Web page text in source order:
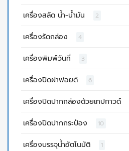
เครื่องสลัด น้ำ-น้ำมัน 2
เครื่องรัดกล่อง 4
เครื่องพิมพ์วันที่ 3
เครื่องปิดฝาฟอยด์ 6
เครื่องปิดปากกล่องด้วยเทปกาวด์
เครื่องปิดปากกระป๋อง 10
เครื่องบรรจุน้ำอัตโนมัติ 1